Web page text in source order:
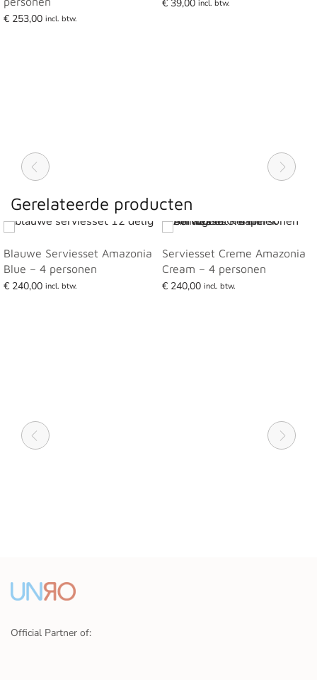
€ 253,00 incl. btw.
€ 39,00 incl. btw.
Gerelateerde producten
Blauwe Serviesset Amazonia
Blue – 4 personen
€ 240,00 incl. btw.
Serviesset Creme Amazonia
Cream – 4 personen
€ 240,00 incl. btw.
Official Partner of: